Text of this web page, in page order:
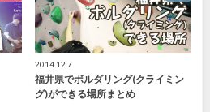
2014.12.7
福井県でボルダリング(クライミン
グ)ができる場所まとめ